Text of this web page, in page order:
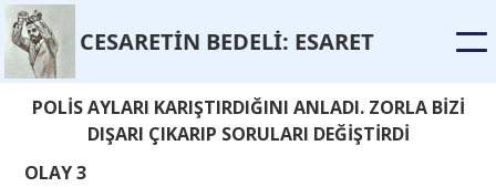
CESARETİN BEDELİ: ESARET
POLİS AYLARI KARIŞTIRDIĞINI ANLADI. ZORLA BİZİ
DIŞARI ÇIKARIP SORULARI DEĞİŞTİRDİ
OLAY 3